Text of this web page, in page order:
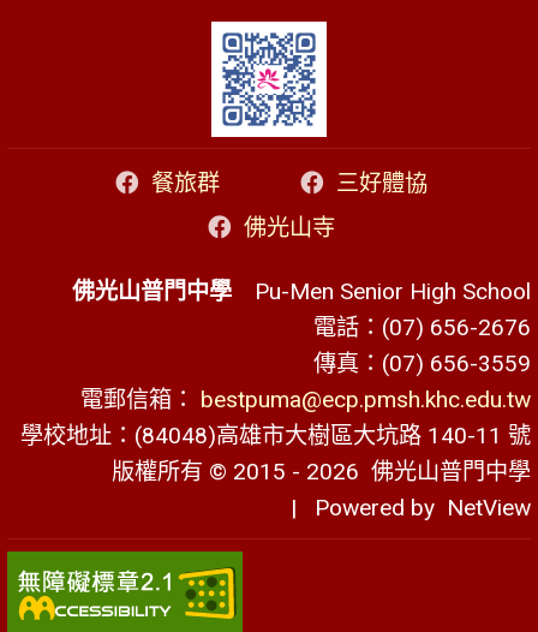
餐旅群
三好體協
佛光山寺
佛光山普門中學 Pu-Men Senior High School
電話：(07) 656-2676
傳真：(07) 656-3559
電郵信箱： bestpuma@ecp.pmsh.khc.edu.tw
學校地址：(84048)高雄市大樹區大坑路 140-11 號
版權所有 © 2015 - 2026 佛光山普門中學
| Powered by NetView